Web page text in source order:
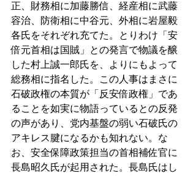
正、財務相に加藤勝信、経産相に武藤
容治、防衛相に中谷元、外相に岩屋毅
各氏をそれぞれ充てた。とりわけ「安
倍元首相は国賊」との発言で物議を醸
した村上誠一郎氏を、よりにもよって
総務相に指名した。この人事はまさに
石破政権の本質が「反安倍政権」であ
ることを如実に物語っているとの反発
の声があり、党内基盤の弱い石破氏の
アキレス腱になるかも知れない。な
お、安全保障政策担当の首相補佐官に
長島昭久氏が起用された。長島氏はし